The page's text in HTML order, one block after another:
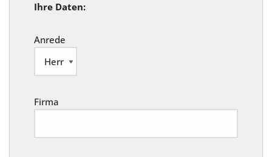
Ihre Daten:
Anrede
Firma